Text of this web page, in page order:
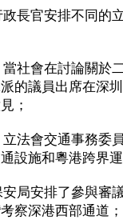
官安排不同的
會在討論關於
的議員出席在深
；
會交通事務委
設施和粵港跨界
安排了參與審
察深港西部通道；